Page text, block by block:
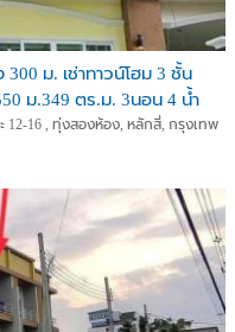
ม. เช่าทาวน์โฮม 3 ชั้น
ม.349 ตร.ม. 3นอน 4 น้ำ
16 , ทุ่งสองห้อง, หลักสี่, กรุงเทพ